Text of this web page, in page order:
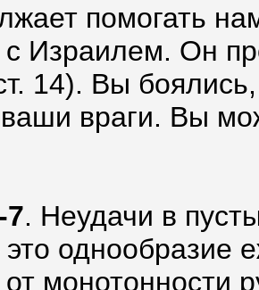
помогать
Израилем. Он
14). Вы
враги. Вы
. Неудачи в
однообразие
от монотонности